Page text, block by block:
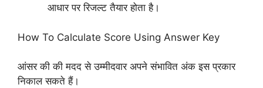
आधार पर रिजल्ट तैयार होता है।
How To Calculate Score Using Answer Key
आंसर की की मदद से उम्मीदवार अपने संभावित अंक इस प्रकार
निकाल सकते हैं।